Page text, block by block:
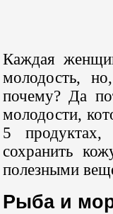
Каждая
молодость,
почему? Да
молодости,
5 продуктах,
сохранить
полезными
Рыба и